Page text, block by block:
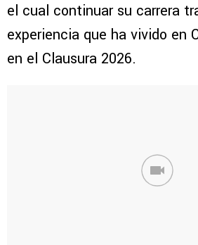
el cual continuar su carrera
experiencia que ha vivido en
en el Clausura 2026.